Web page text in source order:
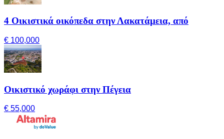
4 Οικιστικά οικόπεδα στην Λακατάμεια, από
€ 100,000
Οικιστικό χωράφι στην Πέγεια
€ 55,000